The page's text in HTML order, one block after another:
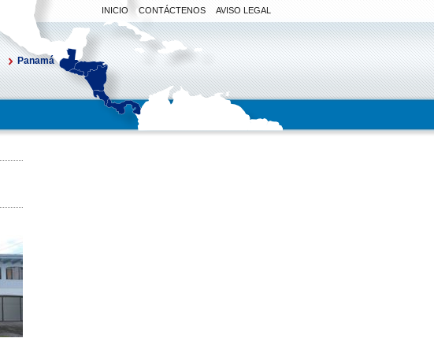
INICIO CONTÁCTENOS AVISO LEGAL
Panamá